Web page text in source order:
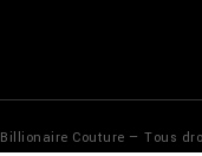
Billionaire Couture — Tous